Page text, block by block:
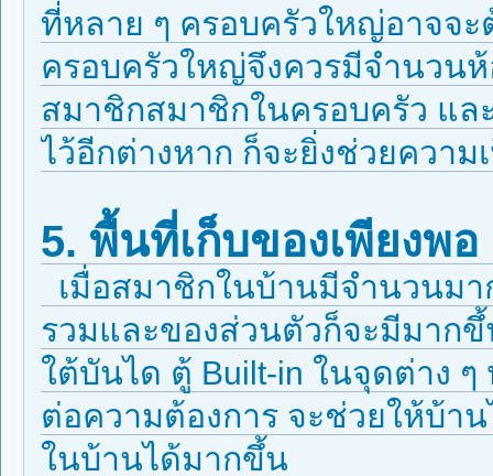
ที่หลาย ๆ ครอบครัวใหญ่อาจจะ
ครอบครัวใหญ่จึงควรมีจำนวน
สมาชิกสมาชิกในครอบครัว แ
ไว้อีกต่างหาก ก็จะยิ่งช่วยควา
5. พื้นที่เก็บของเพียงพ
เมื่อสมาชิกในบ้านมีจำนวนมา
รวมและของส่วนตัวก็จะมีมาก
ใต้บันได ตู้ Built-in ในจุดต่าง
ต่อความต้องการ จะช่วยให้บ้าน
ในบ้านได้มากขึ้น